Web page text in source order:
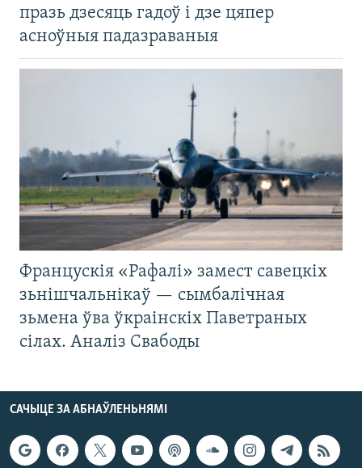
празь дзесяць гадоў і дзе цяпер
асноўныя падазраваныя
Францускія «Рафалі» замест савецкіх
зьнішчальнікаў — сымбалічная
зьмена ўва ўкраінскіх Паветраных
сілах. Аналіз Свабоды
САЧЫЦЕ ЗА АБНАЎЛЕНЬНЯМІ